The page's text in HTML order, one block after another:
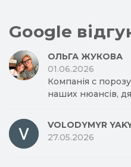
Google
ОЛЬГА ЖУКОВА
01.06.2026
Компанія с
наших нюансів,
VOLODYMYR
27.05.2026